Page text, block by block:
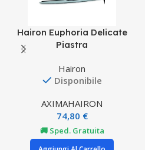
Hairon Euphoria Delicate
Piastra
Hairon
Disponibile
AXIMAHAIRON
74,80 €
🚚 Sped. Gratuita